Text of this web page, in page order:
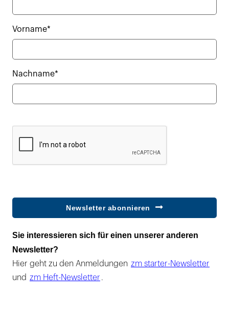
Vorname*
Nachname*
Newsletter abonnieren
Sie interessieren sich für einen unserer anderen
Newsletter?
Hier geht zu den Anmeldungen zm starter-Newsletter
und zm Heft-Newsletter .